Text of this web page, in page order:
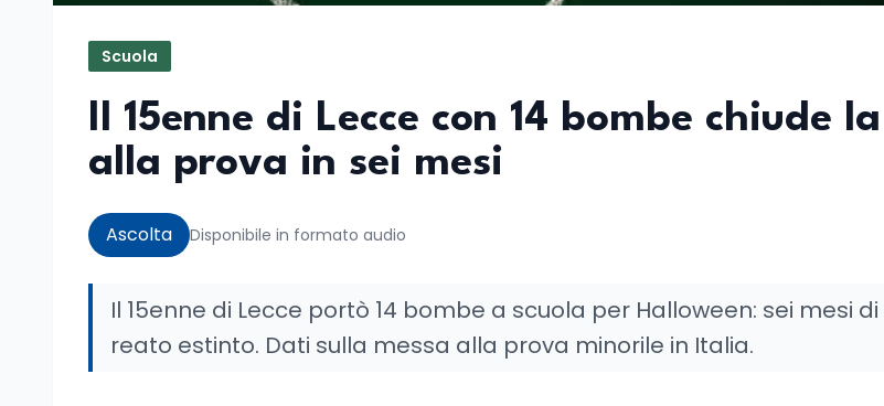
Scuola
Il 15enne di Lecce con 14 bombe chiude
alla prova in sei mesi
Ascolta Disponibile in formato audio
Il 15enne di Lecce portò 14 bombe a scuola per Halloween: sei mesi
reato estinto. Dati sulla messa alla prova minorile in Italia.